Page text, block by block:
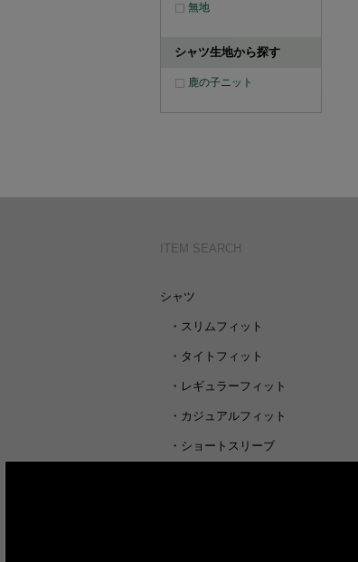
無地
シャツ生地から探す
鹿の子ニット
ITEM SEARCH
シャツ
・ スリムフィット
・ タイトフィット
・ レギュラーフィット
・ カジュアルフィット
・ ショートスリーブ